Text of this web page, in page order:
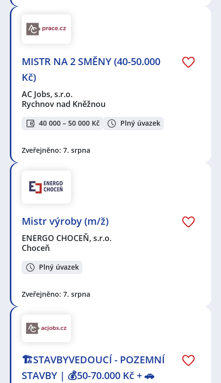
MISTR NA 2 SMĚNY (40-50.000
Kč)
AC Jobs, s.r.o.
Rychnov nad Kněžnou
40 000 – 50 000 Kč Plný úvazek
Zveřejněno: 7. srpna
Mistr výroby (m/ž)
ENERGO CHOCEŇ, s.r.o.
Choceň
Plný úvazek
Zveřejněno: 7. srpna
🏗️STAVBYVEDOUCÍ - POZEMNÍ
STAVBY | 💰50-70.000 Kč + 🚗